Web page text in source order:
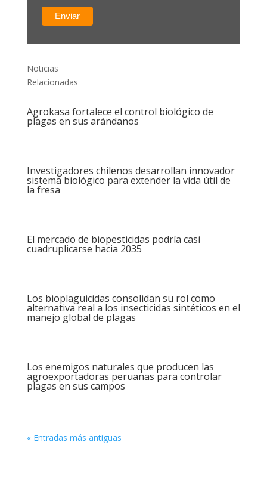
Noticias
Relacionadas
Agrokasa fortalece el control biológico de
plagas en sus arándanos
Investigadores chilenos desarrollan innovador
sistema biológico para extender la vida útil de
la fresa
El mercado de biopesticidas podría casi
cuadruplicarse hacia 2035
Los bioplaguicidas consolidan su rol como
alternativa real a los insecticidas sintéticos en el
manejo global de plagas
Los enemigos naturales que producen las
agroexportadoras peruanas para controlar
plagas en sus campos
« Entradas más antiguas